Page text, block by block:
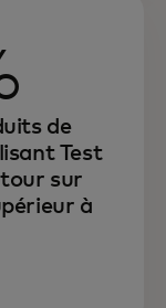
de
Test
sur
à